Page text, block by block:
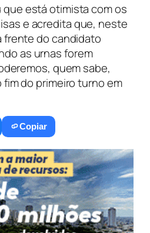
Copiar
está otimista com os
e acredita que, neste
frente do candidato
as urnas forem
quem sabe,
do primeiro turno em